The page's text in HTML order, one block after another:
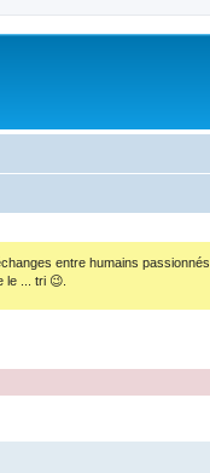
entre humains passionnés.
le ... tri 😉.